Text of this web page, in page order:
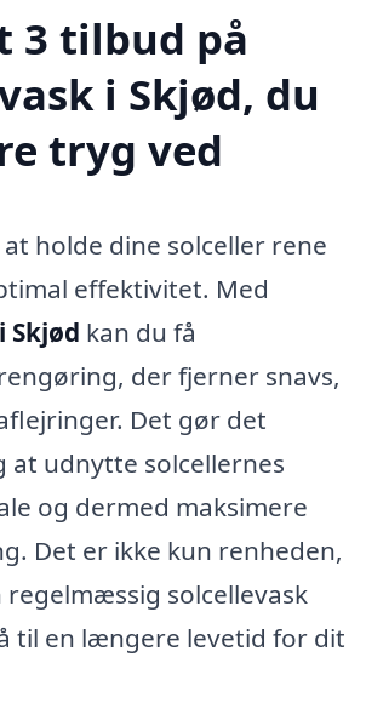
3 tilbud på
i Skjød, du
tryg ved
holde dine solceller rene
effektivitet. Med
Skjød kan du få
der fjerner snavs,
Det gør det
at udnytte solcellernes
og dermed maksimere
Det er ikke kun renheden,
solcellevask
til en længere levetid for dit